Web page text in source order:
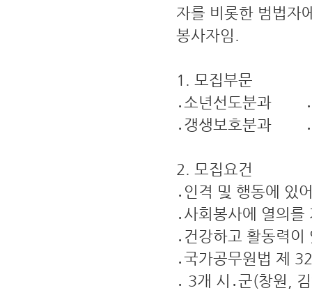
자를 비롯한 범법자
봉사자임.
1. 모집부문
․소년선도분과 ․
․갱생보호분과 ․
2. 모집요건
․인격 및 행동에 있
․사회봉사에 열의를
․건강하고 활동력이
․국가공무원법 제
․ 3개 시․군(창원,